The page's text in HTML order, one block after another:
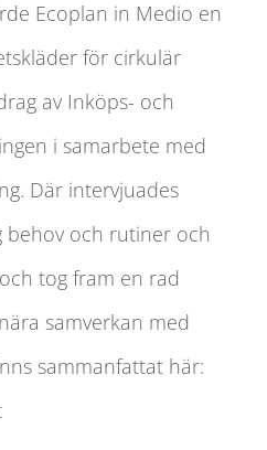
arbetskläder
Ecoplan in Medio en
för cirkulär
av Inköps- och
i samarbete med
Där intervjuades
behov och rutiner och
tog fram en rad
samverkan med
sammanfattat här: